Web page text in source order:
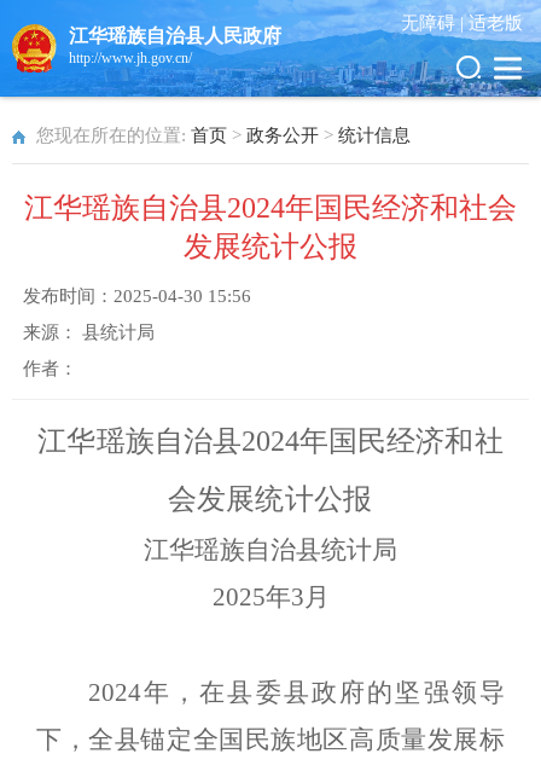
江华瑶族自治县人民政府
http://www.jh.gov.cn/
无障碍 |适老版
您现在所在的位置: 首页 > 政务公开 > 统计信息
江华瑶族自治县2024年国民经济和社会
发展统计公报
发布时间： 2025-04-30 15:56
来源： 县统计局
作者：
江华瑶族自治县2024年国民经济和社
会发展统计公报
江华瑶族自治县统计局
2025年3月
2024年，在县委县政府的坚强领导
下，全县锚定全国民族地区高质量发展标